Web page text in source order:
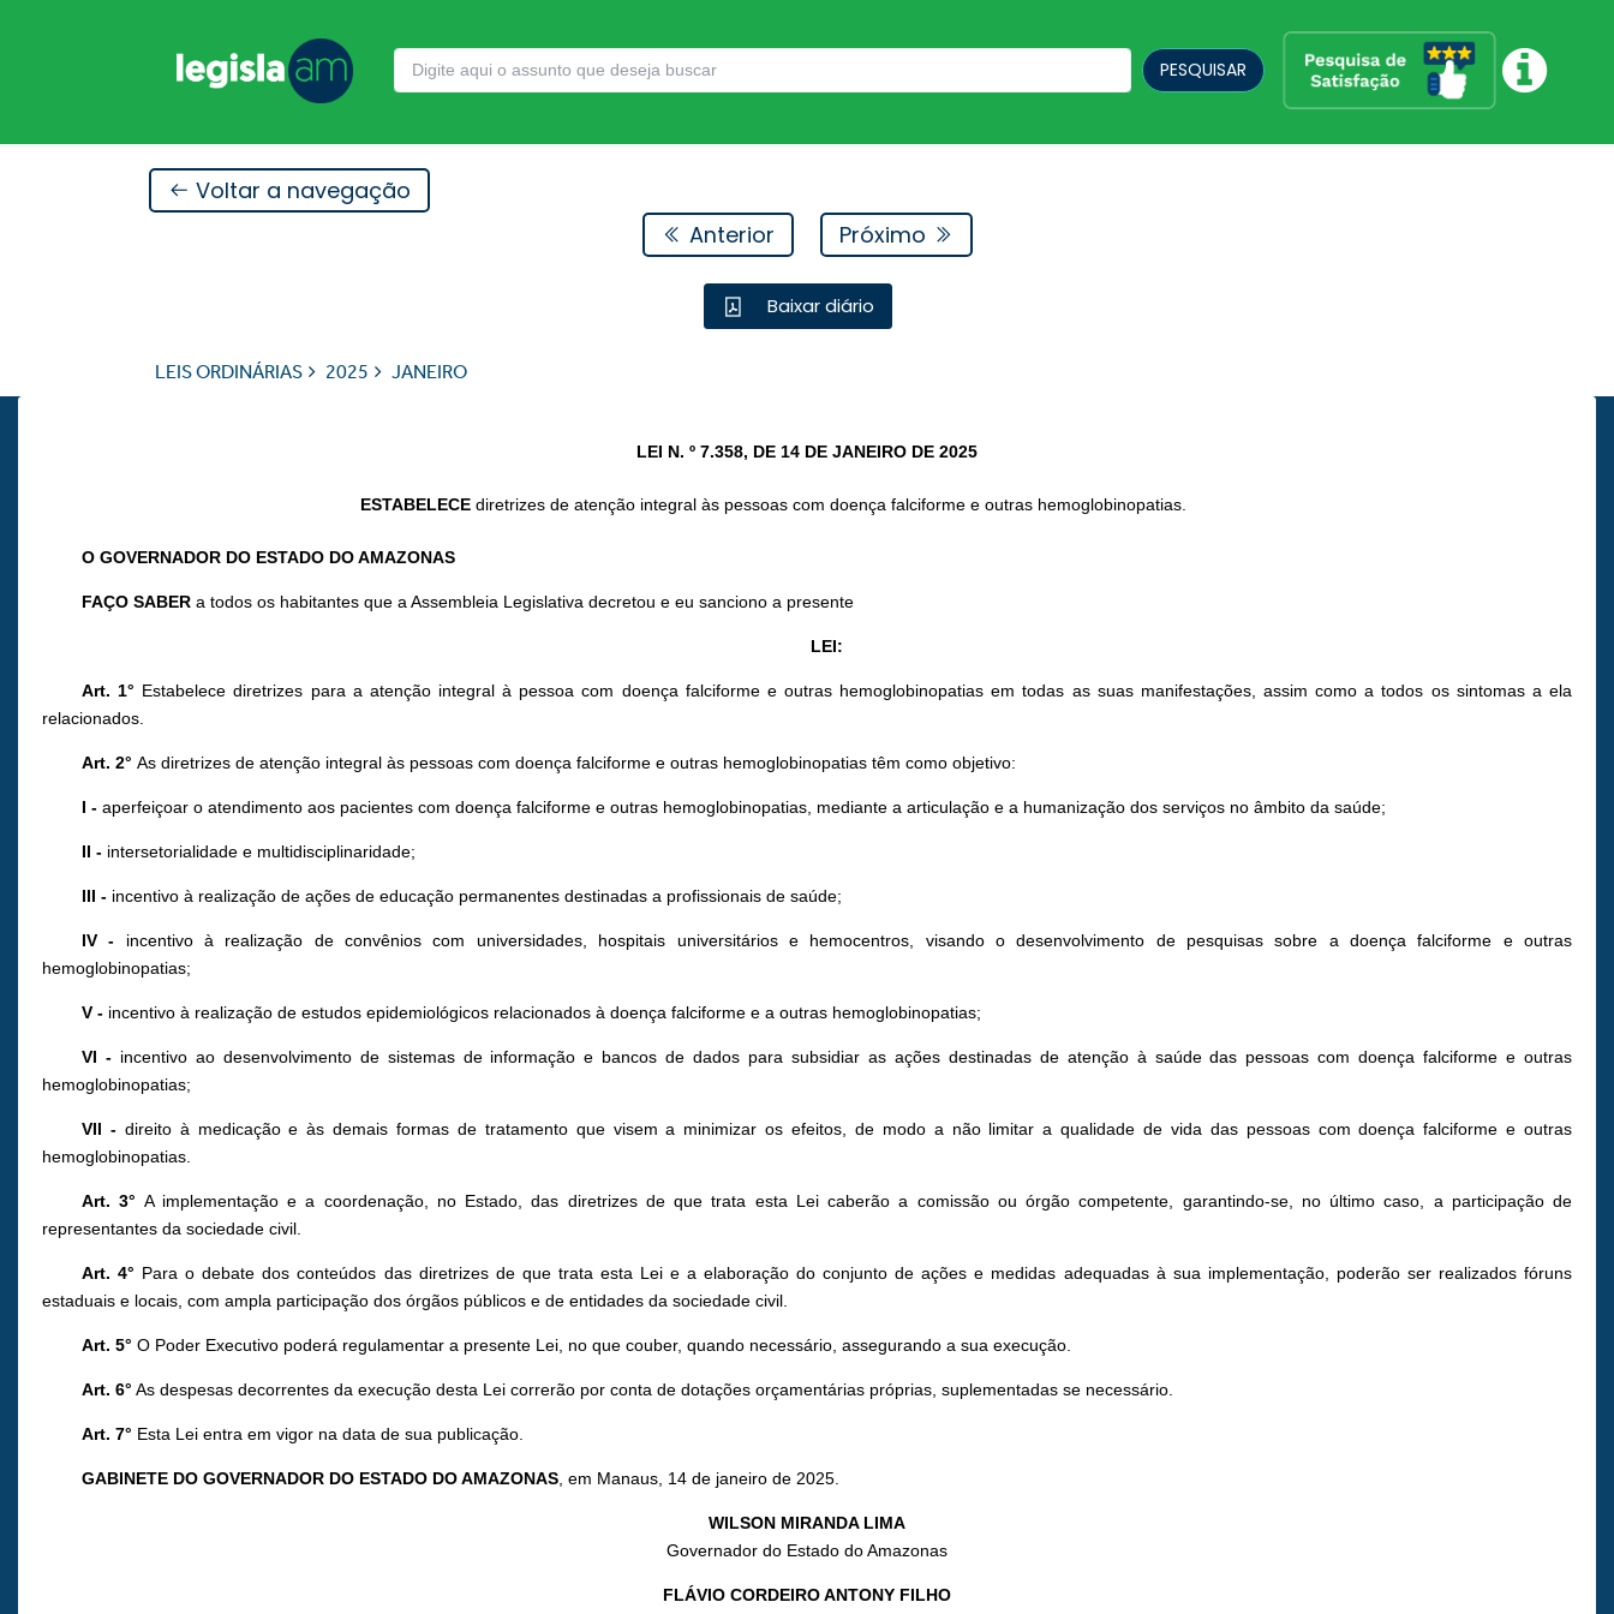
PESQUISAR
Voltar a navegação
Anterior
Próximo
Baixar diário
LEIS ORDINÁRIAS 2025 JANEIRO
LEI N. º 7.358, DE 14 DE JANEIRO DE 2025
ESTABELECEdiretrizes de atenção integral às pessoas com doença falciforme e outras hemoglobinopatias.
O GOVERNADOR DO ESTADO DO AMAZONAS
FAÇO SABER a todos os habitantes que a Assembleia Legislativa decretou e eu sanciono a presente
LEI:
Art. 1° Estabelece diretrizes para a atenção integral à pessoa com doença falciforme e outras hemoglobinopatias em todas as suas manifestações, assim como a todos os sintomas a ela
relacionados.
Art. 2°As diretrizes de atenção integral às pessoas com doença falciforme e outras hemoglobinopatias têm como objetivo:
I - aperfeiçoar o atendimento aos pacientes com doença falciforme e outras hemoglobinopatias, mediante a articulação e a humanização dos serviços no âmbito da saúde;
II - intersetorialidade e multidisciplinaridade;
III - incentivo à realização de ações de educação permanentes destinadas a profissionais de saúde;
IV - incentivo à realização de convênios com universidades, hospitais universitários e hemocentros, visando o desenvolvimento de pesquisas sobre a doença falciforme e outras
hemoglobinopatias;
V - incentivo à realização de estudos epidemiológicos relacionados à doença falciforme e a outras hemoglobinopatias;
VI - incentivo ao desenvolvimento de sistemas de informação e bancos de dados para subsidiar as ações destinadas de atenção à saúde das pessoas com doença falciforme e outras
hemoglobinopatias;
VII -direito à medicação e às demais formas de tratamento que visem a minimizar os efeitos, de modo a não limitar a qualidade de vida das pessoas com doença falciforme e outras
hemoglobinopatias.
Art. 3° A implementação e a coordenação, no Estado, das diretrizes de que trata esta Lei caberão a comissão ou órgão competente, garantindo-se, no último caso, a participação de
representantes da sociedade civil.
Art. 4° Para o debate dos conteúdos das diretrizes de que trata esta Lei e a elaboração do conjunto de ações e medidas adequadas à sua implementação, poderão ser realizados fóruns
estaduais e locais, com ampla participação dos órgãos públicos e de entidades da sociedade civil.
Art. 5° O Poder Executivo poderá regulamentar a presente Lei, no que couber, quando necessário, assegurando a sua execução.
Art. 6° As despesas decorrentes da execução desta Lei correrão por conta de dotações orçamentárias próprias, suplementadas se necessário.
Art. 7° Esta Lei entra em vigor na data de sua publicação.
GABINETE DO GOVERNADOR DO ESTADO DO AMAZONAS, em Manaus, 14 de janeiro de 2025.
WILSON MIRANDA LIMA
Governador do Estado do Amazonas
FLÁVIO CORDEIRO ANTONY FILHO